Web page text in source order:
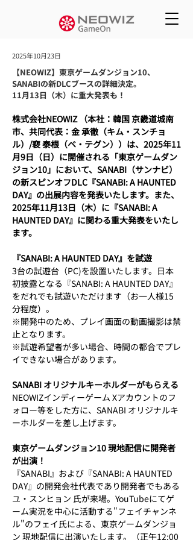
2025年10月23日
【NEOWIZ】東京ゲームダンジョン10、
SANABIの新DLCブースの詳細決定。
11月13日（木）に重大発表も！
株式会社NEOWIZ （本社：韓国 京畿道城南
市、共同代表：金 承徹（キム・スンチョ
ル）/裵 泰根（ベ・テグン））は、2025年11
月9日（日）に開催される「東京ゲームダン
ジョン10」において、SANABI（サンナビ）
の新スピンオフDLC『SANABI: A HAUNTED
DAY』の出展内容を発表いたします。また、
2025年11月13日（木）に『SANABI: A
HAUNTED DAY』に関わる重大発表をいたし
ます。
『SANABI: A HAUNTED DAY』を試遊
3台の試遊台（PC)を設置いたします。日本
初披露となる『SANABI: A HAUNTED DAY』
をだれでも試遊いただけます（お一人様15
分程度）。
※開発中のため、プレイ画面の動画撮影は禁
止となります。
※試遊希望者が多い場合、時間の都合でプレ
イできない場合があります。
SANABI オリジナルキーホルダーがもらえる
NEOWIZインディーゲーム Xアカウントのフ
ォロー等をした方に、SANABI オリジナルキ
ーホルダーを差し上げます。
東京ゲームダンジョン10 現地配信に開発者
が出演！
『SANABI』および『SANABI: A HAUNTED
DAY』の開発会社代表であり開発者でもある
ユ・スンヒョン 氏が来場。YouTubeにてゲ
ーム実況を中心に活動する"フェイチャンネ
ル"のフェイ氏による、東京ゲームダンジョ
ン 現地配信に出演いたします。（正午12:00